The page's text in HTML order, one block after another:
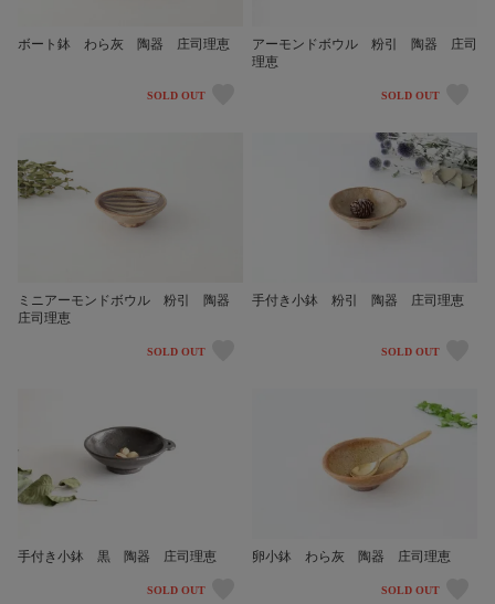
ボート鉢 わら灰 陶器 庄司理恵
SOLD OUT
アーモンドボウル 粉引 陶器 庄司
理恵
SOLD OUT
ミニアーモンドボウル 粉引 陶器
庄司理恵
SOLD OUT
手付き小鉢 粉引 陶器 庄司理恵
SOLD OUT
手付き小鉢 黒 陶器 庄司理恵
SOLD OUT
卵小鉢 わら灰 陶器 庄司理恵
SOLD OUT